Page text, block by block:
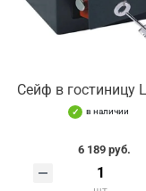
Сейф в гостиницу
в наличии
6 189 руб.